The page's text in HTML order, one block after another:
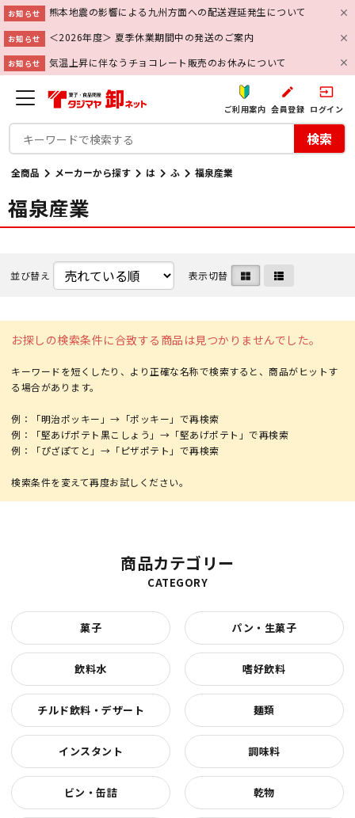
お知らせ 熊本地震の影響による九州方面への配送遅延発生について
お知らせ ＜2026年度＞ 夏季休業期間中の発送のご案内
お知らせ 気温上昇に伴なうチョコレート販売のお休みについて
ご利用案内
create
会員登録
input
ログイン
検索
全商品 メーカーから探す は ふ 福泉産業
福泉産業
並び替え 表示切替
お探しの検索条件に合致する商品は見つかりませんでした。
キーワードを短くしたり、より正確な名称で検索すると、商品がヒットす
る場合があります。
例：「明治ポッキー」→「ポッキー」で再検索
例：「堅あげポテト黒こしょう」→「堅あげポテト」で再検索
例：「ぴざぽてと」→「ピザポテト」で再検索
商品カテゴリー
CATEGORY
菓子 パン・生菓子
飲料水 嗜好飲料
チルド飲料・デザート 麺類
インスタント 調味料
ビン・缶詰 乾物